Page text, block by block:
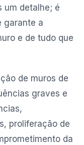
um detalhe; é
garante a
e de tudo que
de muros de
graves e
proliferação de
da